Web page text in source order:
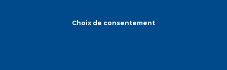
Choix de consentement